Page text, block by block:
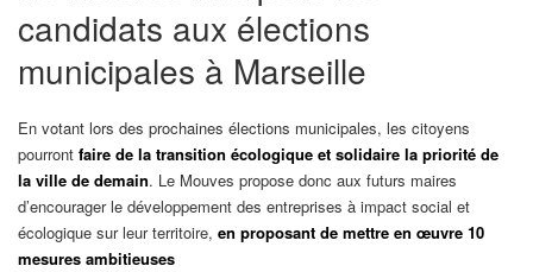
candidats aux élections
municipales à Marseille
En votant lors des prochaines élections municipales, les citoyens
pourront faire de la transition écologique et solidaire la priorité de
la ville de demain. Le Mouves propose donc aux futurs maires
d’encourager le développement des entreprises à impact social et
écologique sur leur territoire, en proposant de mettre en œuvre 10
mesures ambitieuses